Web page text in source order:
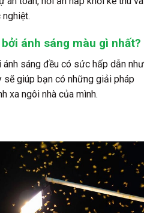
ánh sáng màu gì nhất?
sáng đều có sức hấp dẫn như
sẽ giúp bạn có những giải pháp
xa ngôi nhà của mình.